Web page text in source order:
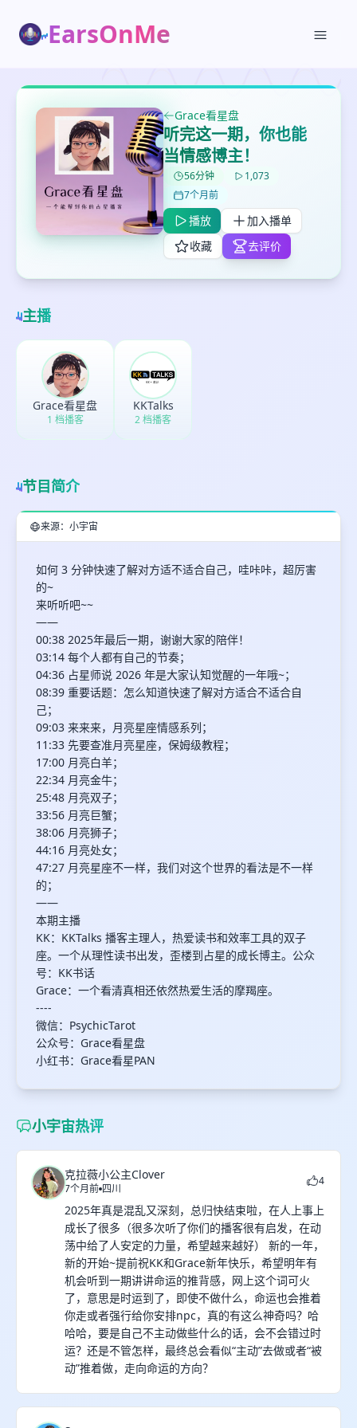
EarsOnMe
Grace看星盘
听完这一期，你也能
当情感博主！
56分钟
1,073
7个月前
播放
加入播单
收藏
去评价
主播
Grace看星盘
1 档播客
KKTalks
2 档播客
节目简介
来源：小宇宙
如何 3 分钟快速了解对方适不适合自己，哇咔咔，超厉害
的~
来听听吧~~
——
00:38 2025年最后一期，谢谢大家的陪伴！
03:14 每个人都有自己的节奏；
04:36 占星师说 2026 年是大家认知觉醒的一年哦~；
08:39 重要话题：怎么知道快速了解对方适合不适合自
己；
09:03 来来来，月亮星座情感系列；
11:33 先要查准月亮星座，保姆级教程；
17:00 月亮白羊；
22:34 月亮金牛；
25:48 月亮双子；
33:56 月亮巨蟹；
38:06 月亮狮子；
44:16 月亮处女；
47:27 月亮星座不一样，我们对这个世界的看法是不一样
的；
——
本期主播
KK：KKTalks 播客主理人，热爱读书和效率工具的双子
座。一个从理性读书出发，歪楼到占星的成长博主。公众
号：KK书话
Grace：一个看清真相还依然热爱生活的摩羯座。
----
微信：PsychicTarot
公众号：Grace看星盘
小红书：Grace看星PAN
小宇宙热评
克拉薇小公主Clover
7个月前 四川
4
2025年真是混乱又深刻，总归快结束啦，在人上事上
成长了很多（很多次听了你们的播客很有启发，在动
荡中给了人安定的力量，希望越来越好） 新的一年，
新的开始~提前祝KK和Grace新年快乐，希望明年有
机会听到一期讲讲命运的推背感，网上这个词可火
了，意思是时运到了，即使不做什么，命运也会推着
你走或者强行给你安排npc，真的有这么神奇吗？哈
哈哈，要是自己不主动做些什么的话，会不会错过时
运？还是不管怎样，最终总会看似“主动”去做或者“被
动”推着做，走向命运的方向？
打分
鼠标下留人
下
最长200字
删除确认
加入播单
创建